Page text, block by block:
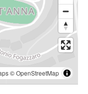
©OpenStreetMap